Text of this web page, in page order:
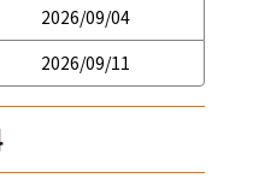
2026/09/04
2026/09/11